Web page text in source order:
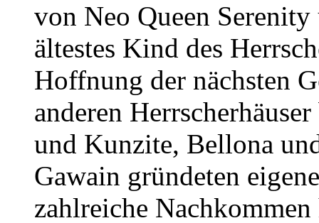
von Neo Queen
ältestes Kind des
Hoffnung der nächsten
anderen
und Kunzite, Bellona
Gawain gründeten
zahlreiche